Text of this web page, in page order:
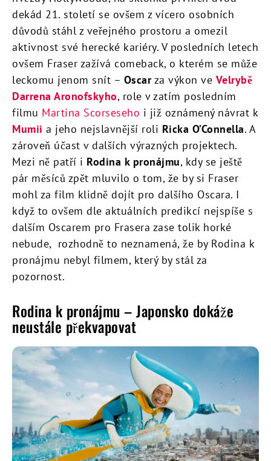
dekád 21. století se ovšem z vícero osobních
důvodů stáhl z veřejného prostoru a omezil
aktivnost své herecké kariéry. V posledních letech
ovšem Fraser zažívá comeback, o kterém se může
leckomu jenom snít – Oscarza výkon ve Velrybě
Darrena Aronofskyho, role v zatím posledním
filmu Martina Scorseseho i již oznámený návrat k
Mumii a jeho nejslavnější roli Ricka O’Connella. A
zároveň účast v dalších výrazných projektech.
Mezi ně patří i Rodina k pronájmu, kdy se ještě
pár měsíců zpět mluvilo o tom, že by si Fraser
mohl za film klidně dojít pro dalšího Oscara. I
když to ovšem dle aktuálních predikcí nejspíše s
dalším Oscarem pro Frasera zase tolik horké
nebude, rozhodně to neznamená, že by Rodina k
pronájmu nebyl filmem, který by stál za
pozornost.
Rodina k pronájmu – Japonsko dokáže
neustále překvapovat